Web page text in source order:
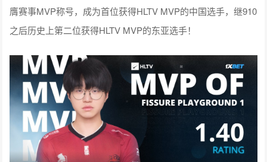
膺赛事MVP称号，成为首位获得HLTV MVP的中国选手，继910
之后历史上第二位获得HLTV MVP的东亚选手！